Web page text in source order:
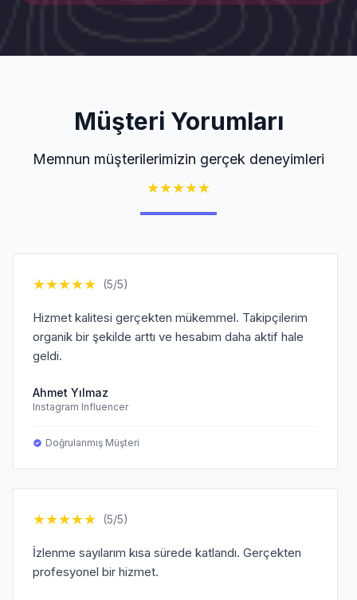
Müşteri Yorumları
Memnun müşterilerimizin gerçek deneyimleri
★★★★★
★★★★★ (5/5)
Hizmet kalitesi gerçekten mükemmel. Takipçilerim
organik bir şekilde arttı ve hesabım daha aktif hale
geldi.
Ahmet Yılmaz
Instagram Influencer
Doğrulanmış Müşteri
★★★★★ (5/5)
İzlenme sayılarım kısa sürede katlandı. Gerçekten
profesyonel bir hizmet.